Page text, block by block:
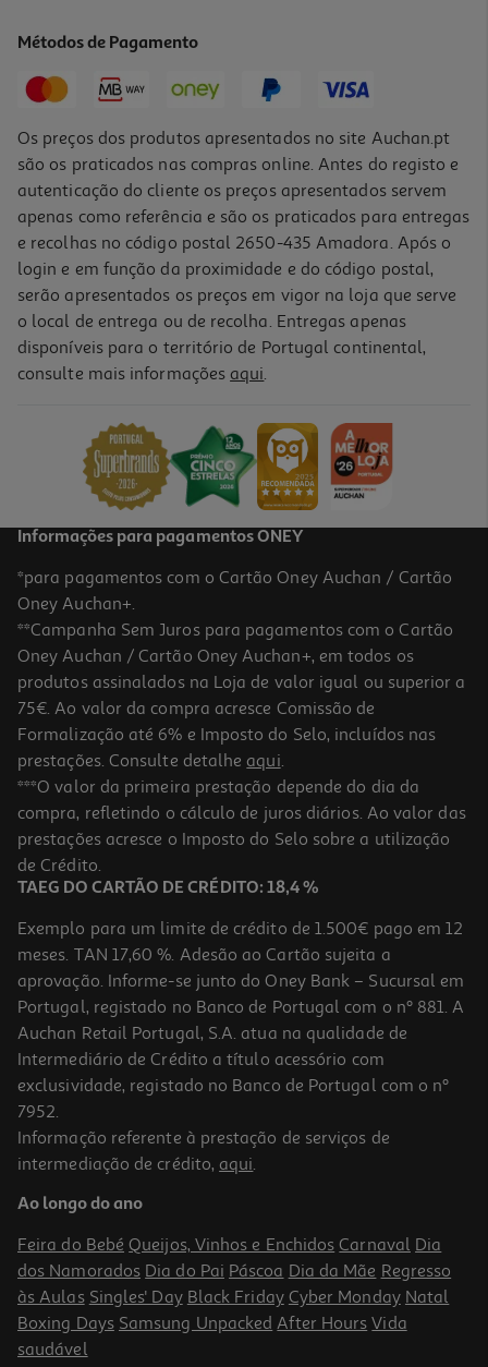
Cabo Usbc To Usbc Qilive 600183154 Preto 3m 3a
Cabo Usbc To Usbc Qilive 600183143 Branco 0.6m 3a
4.29 €/un
4,29 €
Cabo Textil Qilive Usb-C Para Usb-C 1m 3a Verde
4.99 €/un
4,99 €
Métodos de Pagamento
Os preços dos produtos apresentados no site Auchan.pt
são os praticados nas compras online. Antes do registo e
autenticação do cliente os preços apresentados servem
apenas como referência e são os praticados para entregas
e recolhas no código postal 2650-435 Amadora. Após o
login e em função da proximidade e do código postal,
serão apresentados os preços em vigor na loja que serve
o local de entrega ou de recolha. Entregas apenas
disponíveis para o território de Portugal continental,
consulte mais informações aqui.
Informações para pagamentos ONEY
*para pagamentos com o Cartão Oney Auchan / Cartão
Oney Auchan+.
**Campanha Sem Juros para pagamentos com o Cartão
Oney Auchan / Cartão Oney Auchan+, em todos os
produtos assinalados na Loja de valor igual ou superior a
75€. Ao valor da compra acresce Comissão de
Formalização até 6% e Imposto do Selo, incluídos nas
prestações. Consulte detalhe aqui.
***O valor da primeira prestação depende do dia da
compra, refletindo o cálculo de juros diários. Ao valor das
prestações acresce o Imposto do Selo sobre a utilização
de Crédito.
TAEG DO CARTÃO DE CRÉDITO: 18,4 %
Exemplo para um limite de crédito de 1.500€ pago em 12
meses. TAN 17,60 %. Adesão ao Cartão sujeita a
aprovação. Informe-se junto do Oney Bank – Sucursal em
Portugal, registado no Banco de Portugal com o nº 881. A
Auchan Retail Portugal, S.A. atua na qualidade de
Intermediário de Crédito a título acessório com
exclusividade, registado no Banco de Portugal com o nº
7952.
Informação referente à prestação de serviços de
intermediação de crédito, aqui.
Ao longo do ano
Feira do Bebé Queijos, Vinhos e Enchidos Carnaval Dia
dos Namorados Dia do Pai Páscoa Dia da Mãe Regresso
às Aulas Singles' Day Black Friday Cyber Monday Natal
Boxing Days Samsung Unpacked After Hours Vida
saudável